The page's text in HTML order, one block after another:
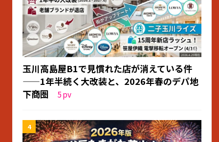
玉川高島屋B1で見慣れた店が消えている件
——1年半続く大改装と、2026年春のデパ地
下商圏
5pv